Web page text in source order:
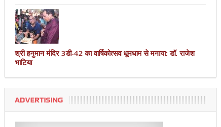
श्री हनुमान मंदिर 3डी-42 का वार्षिकोत्सव धूमधाम से मनाया: डॉ. राजेश
भाटिया
ADVERTISING